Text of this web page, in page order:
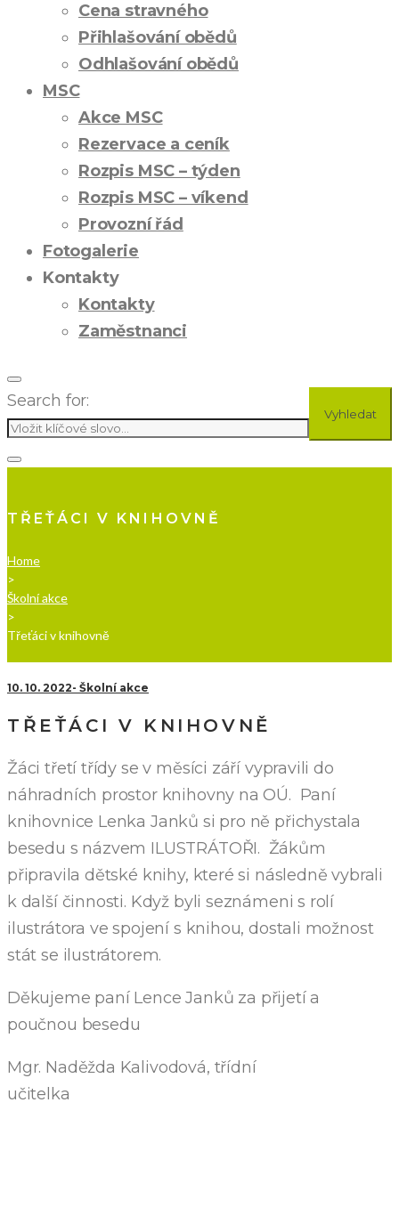
Cena stravného
Přihlašování obědů
Odhlašování obědů
MSC
Akce MSC
Rezervace a ceník
Rozpis MSC – týden
Rozpis MSC – víkend
Provozní řád
Fotogalerie
Kontakty
Kontakty
Zaměstnanci
Search for:
Vyhledat
TŘEŤÁCI V KNIHOVNĚ
Home
>
Školní akce
>
Třeťáci v knihovně
10. 10. 2022 Školní akce
TŘEŤÁCI V KNIHOVNĚ
Žáci třetí třídy se v měsíci září vypravili do
náhradních prostor knihovny na OÚ. Paní
knihovnice Lenka Janků si pro ně přichystala
besedu s názvem ILUSTRÁTOŘI. Žákům
připravila dětské knihy, které si následně vybrali
k další činnosti. Když byli seznámeni s rolí
ilustrátora ve spojení s knihou, dostali možnost
stát se ilustrátorem.
Děkujeme paní Lence Janků za přijetí a
poučnou besedu
Mgr. Naděžda Kalivodová, třídní
učitelka